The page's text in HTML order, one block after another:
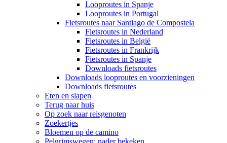
Looproutes in Spanje
Looproutes in Portugal
Fietsroutes naar Santiago de Compostela
Fietsroutes in Nederland
Fietsroutes in België
Fietsroutes in Frankrijk
Fietsroutes in Spanje
Downloads fietsroutes
Downloads looproutes en voorzieningen
Downloads fietsroutes
Eten en slapen
Terug naar huis
Op zoek naar reisgenoten
Zoekertjes
Bloemen op de camino
Pelgrimswegen: nader bekeken